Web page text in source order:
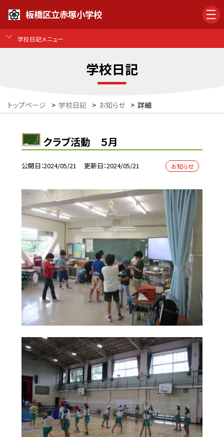
板橋区立赤塚小学校
学校日記メニュー
学校日記
トップページ > 学校日記 > お知らせ > 詳細
クラブ活動 ５月
公開日 2024/05/21 更新日 2024/05/21 お知らせ